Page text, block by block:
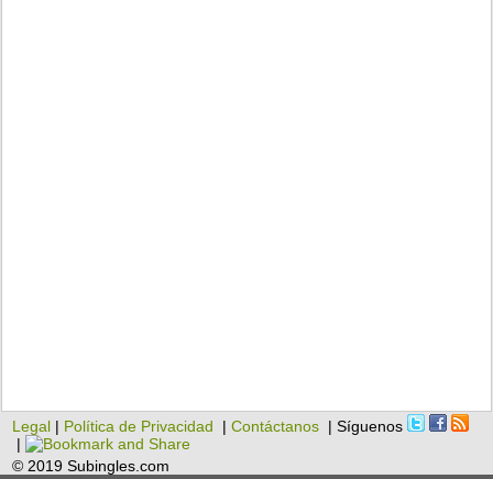
Legal | Política de Privacidad |Contáctanos | Síguenos
|
© 2019 Subingles.com